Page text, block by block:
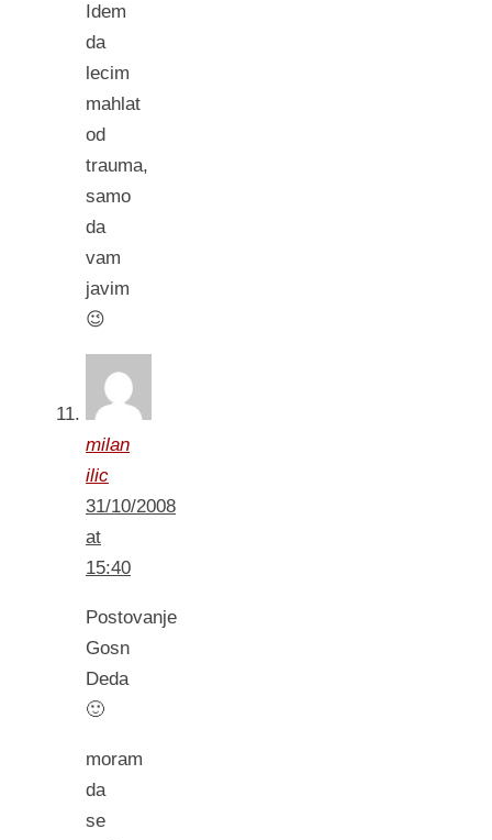
Idem
da
lecim
mahlat
od
trauma,
samo
da
vam
javim
😉
milan
ilic
31/10/2008
at
15:40
Postovanje
Gosn
Deda
🙂
moram
da
se